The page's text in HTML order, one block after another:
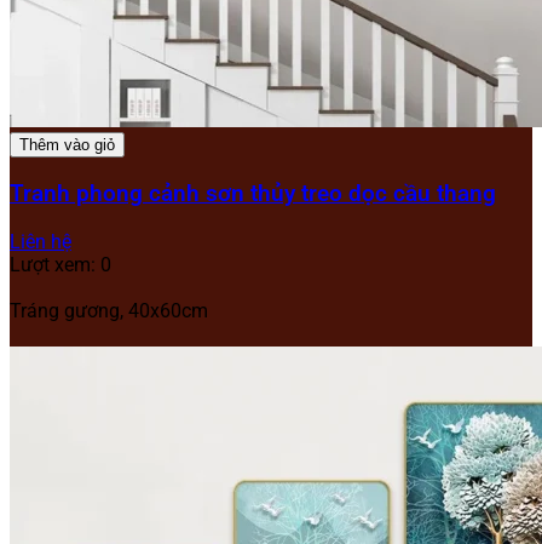
Thêm vào giỏ
Tranh phong cảnh sơn thủy treo dọc cầu thang
Liên hệ
Lượt xem: 0
Tráng gương, 40x60cm